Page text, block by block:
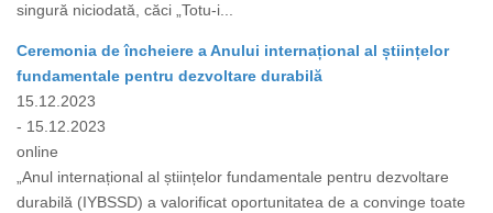
singură niciodată, căci „Totu-i...
Ceremonia de încheiere a Anului internațional al științelor
fundamentale pentru dezvoltare durabilă
15.12.2023
- 15.12.2023
online
„Anul internațional al științelor fundamentale pentru dezvoltare
durabilă (IYBSSD) a valorificat oportunitatea de a convinge toate